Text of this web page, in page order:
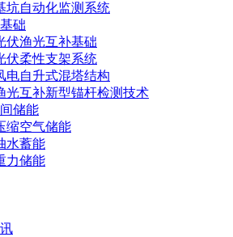
坑自动化监测系统
础
伏渔光互补基础
伏柔性支架系统
电自升式混塔结构
光互补新型锚杆检测技术
储能
缩空气储能
水蓄能
力储能